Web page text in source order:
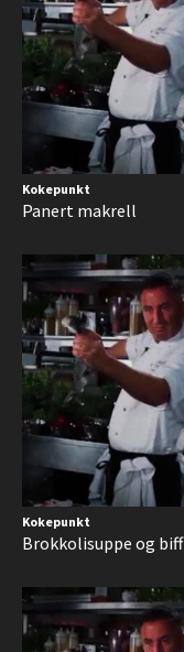
Kokepunkt
Panert makrell
Kokepunkt
Brokkolisuppe og biff